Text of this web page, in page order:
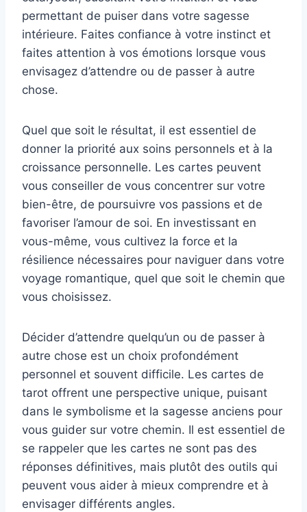
permettant de puiser dans votre sagesse
intérieure. Faites confiance à votre instinct et
faites attention à vos émotions lorsque vous
envisagez d’attendre ou de passer à autre
chose.
Quel que soit le résultat, il est essentiel de
donner la priorité aux soins personnels et à la
croissance personnelle. Les cartes peuvent
vous conseiller de vous concentrer sur votre
bien-être, de poursuivre vos passions et de
favoriser l’amour de soi. En investissant en
vous-même, vous cultivez la force et la
résilience nécessaires pour naviguer dans votre
voyage romantique, quel que soit le chemin que
vous choisissez.
Décider d’attendre quelqu’un ou de passer à
autre chose est un choix profondément
personnel et souvent difficile. Les cartes de
tarot offrent une perspective unique, puisant
dans le symbolisme et la sagesse anciens pour
vous guider sur votre chemin. Il est essentiel de
se rappeler que les cartes ne sont pas des
réponses définitives, mais plutôt des outils qui
peuvent vous aider à mieux comprendre et à
envisager différents angles.